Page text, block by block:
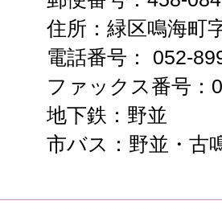
住所：緑区鳴海町
電話番号： 052-
ファックス番号：
地下鉄：野並
市バス：野並・古